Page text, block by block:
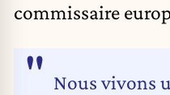
commissaire
Nous vivons